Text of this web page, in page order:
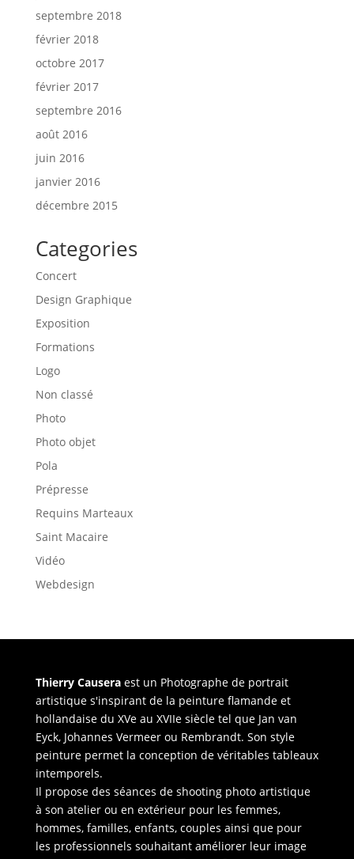
septembre 2018
février 2018
octobre 2017
février 2017
septembre 2016
août 2016
juin 2016
janvier 2016
décembre 2015
Categories
Concert
Design Graphique
Exposition
Formations
Logo
Non classé
Photo
Photo objet
Pola
Prépresse
Requins Marteaux
Saint Macaire
Vidéo
Webdesign
Thierry Causeraest un Photographe de portrait
artistique s'inspirant de la peinture flamande et
hollandaise du XVe au XVIIe siècle tel que Jan van
Eyck, Johannes Vermeer ou Rembrandt. Son style
peinture permet la conception de véritables tableaux
intemporels.
Il propose des séances de shooting photo artistique
à son atelier ou en extérieur pour les femmes,
hommes, familles, enfants, couples ainsi que pour
les professionnels souhaitant améliorer leur image